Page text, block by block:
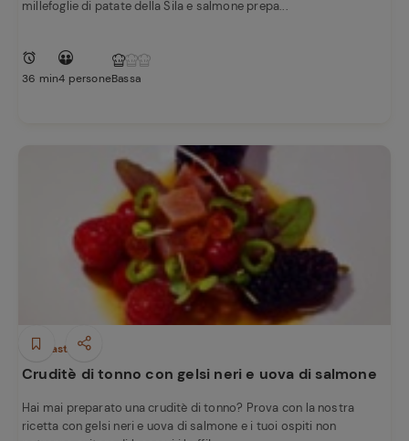
millefoglie di patate della Sila e salmone prepa...
36 min4 personeBassa
Antipasti
Cruditè di tonno con gelsi neri e uova di salmone
Hai mai preparato una cruditè di tonno? Prova con la nostra
ricetta con gelsi neri e uova di salmone e i tuoi ospiti non